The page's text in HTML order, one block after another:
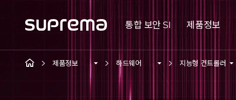
통합 보안 SI 제품정보
제품정보 하드웨어 지능형 컨트롤러